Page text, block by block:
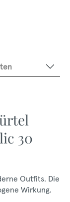
30
Outfits. Die
Wirkung.